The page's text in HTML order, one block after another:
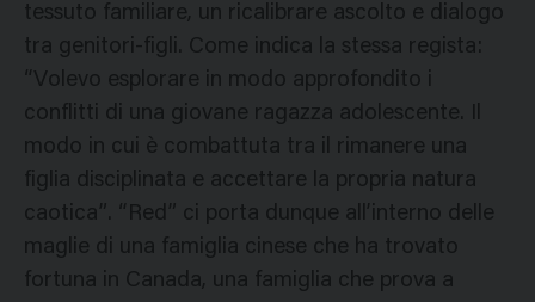
tessuto familiare, un ricalibrare ascolto e dialogo
tra genitori-figli. Come indica la stessa regista:
“Volevo esplorare in modo approfondito i
conflitti di una giovane ragazza adolescente. Il
modo in cui è combattuta tra il rimanere una
figlia disciplinata e accettare la propria natura
caotica”. “Red” ci porta dunque all’interno delle
maglie di una famiglia cinese che ha trovato
fortuna in Canada, una famiglia che prova a